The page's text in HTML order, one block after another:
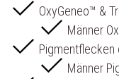
OxyGeneo™ &
Männer
Pigmentflecken
Männer